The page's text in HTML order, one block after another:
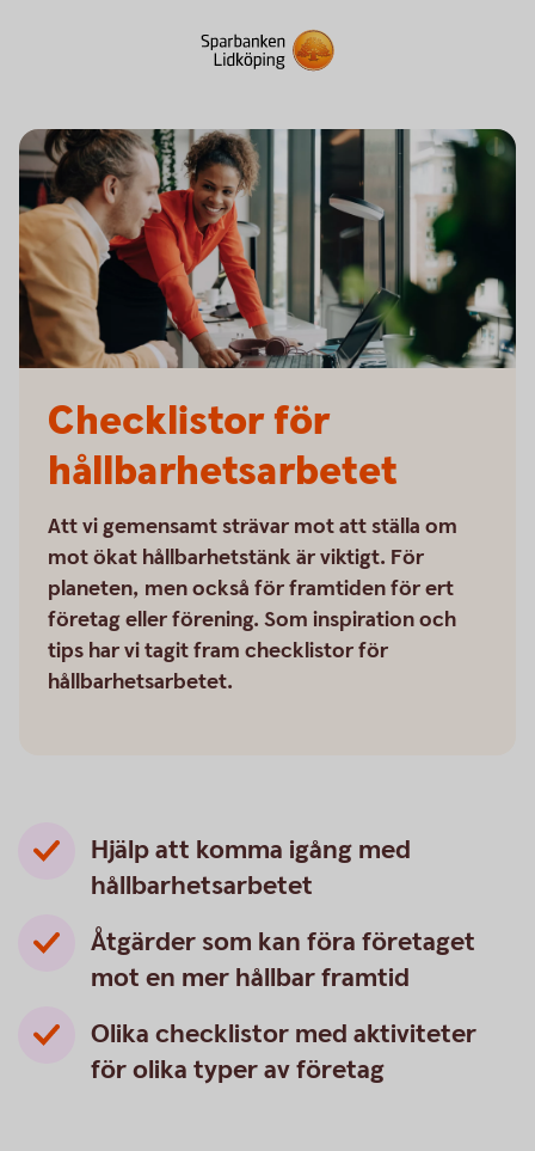
Checklistor för
hållbarhetsarbetet
Att vi gemensamt strävar mot att ställa om
mot ökat hållbarhetstänk är viktigt. För
planeten, men också för framtiden för ert
företag eller förening. Som inspiration och
tips har vi tagit fram checklistor för
hållbarhetsarbetet.
Hjälp att komma igång med
hållbarhets­arbetet
Åtgärder som kan föra företaget
mot en mer hållbar framtid
Olika checklistor med aktiviteter
för olika typer av företag